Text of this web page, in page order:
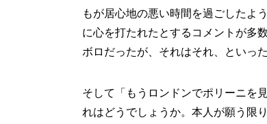
もが居心地の悪い時間を過ごしたよ
に心を打たれたとするコメントが多
ボロだったが、それはそれ、といった
そして「もうロンドンでポリーニを
れはどうでしょうか。本人が願う限